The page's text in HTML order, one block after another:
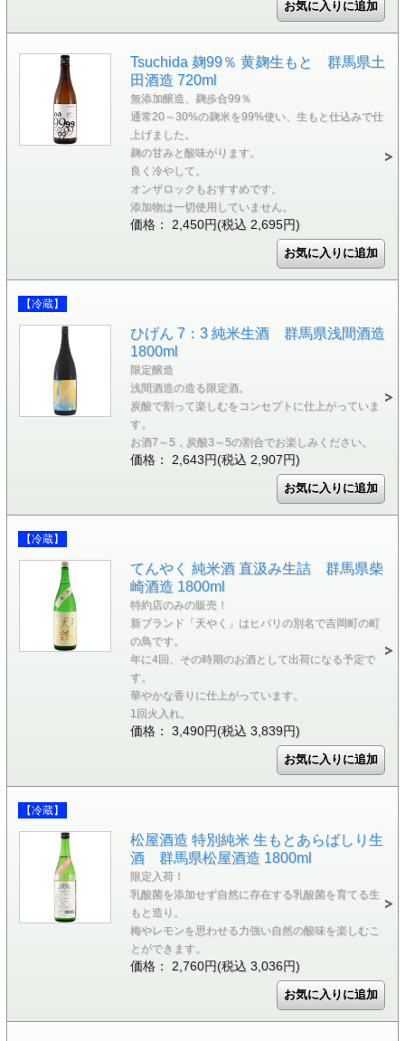
Tsuchida 麹99％ 黄麹生もと 群馬県土
田酒造 720ml
無添加醸造、麹歩合99％
通常20～30%の麹米を99%使い、生もと仕込みで仕
上げました。
麹の甘みと酸味がります。
良く冷やして。
オンザロックもおすすめです。
添加物は一切使用していません。
価格： 2,450円(税込 2,695円)
【冷蔵】
ひげん 7：3 純米生酒 群馬県浅間酒造
1800ml
限定醸造
浅間酒造の造る限定酒。
炭酸で割って楽しむをコンセプトに仕上がっていま
す。
お酒7～5，炭酸3～5の割合でお楽しみください。
価格： 2,643円(税込 2,907円)
【冷蔵】
てんやく 純米酒 直汲み生詰 群馬県柴
崎酒造 1800ml
特約店のみの販売！
新ブランド「天やく」はヒバリの別名で吉岡町の町
の鳥です。
年に4回、その時期のお酒として出荷になる予定で
す。
華やかな香りに仕上がっています。
1回火入れ。
価格： 3,490円(税込 3,839円)
【冷蔵】
松屋酒造 特別純米 生もとあらばしり生
酒 群馬県松屋酒造 1800ml
限定入荷！
乳酸菌を添加せず自然に存在する乳酸菌を育てる生
もと造り。
梅やレモンを思わせる力強い自然の酸味を楽しむこ
とができます。
価格： 2,760円(税込 3,036円)